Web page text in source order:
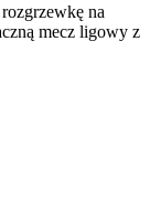
na
mecz ligowy z